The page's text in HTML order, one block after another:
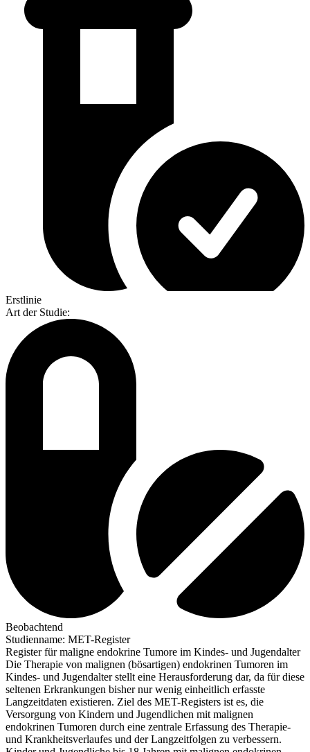
Erstlinie
Art der Studie:
Beobachtend
Studienname: MET-Register
Register für maligne endokrine Tumore im Kindes- und Jugendalter
Die Therapie von malignen (bösartigen) endokrinen Tumoren im
Kindes- und Jugendalter stellt eine Herausforderung dar, da für diese
seltenen Erkrankungen bisher nur wenig einheitlich erfasste
Langzeitdaten existieren. Ziel des MET-Registers ist es, die
Versorgung von Kindern und Jugendlichen mit malignen
endokrinen Tumoren durch eine zentrale Erfassung des Therapie-
und Krankheitsverlaufes und der Langzeitfolgen zu verbessern.